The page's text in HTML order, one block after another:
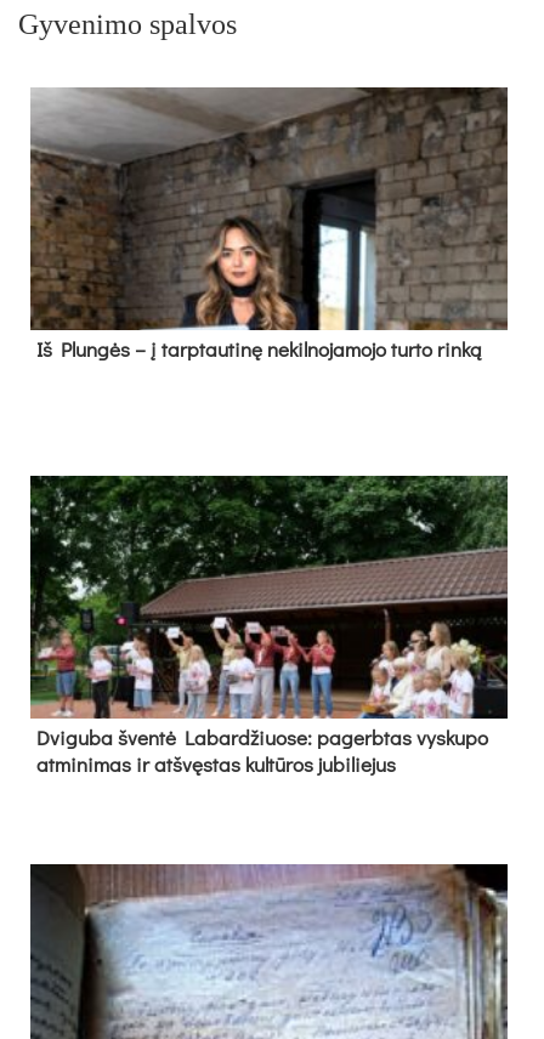
Gyvenimo spalvos
Iš Plungės – į tarptautinę nekilnojamojo turto rinką
Dvi­gu­ba šven­tė La­bar­džiuo­se: pa­gerb­tas vys­ku­po
at­mi­ni­mas ir at­švęs­tas kul­tū­ros ju­bi­lie­jus